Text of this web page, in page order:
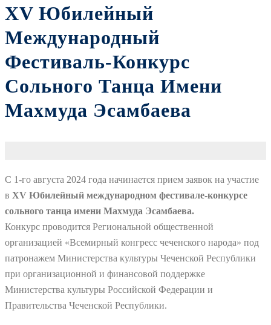
XV Юбилейный
Международный
Фестиваль-Конкурс
Сольного Танца Имени
Махмуда Эсамбаева
С 1-го августа 2024 года начинается прием заявок на участие
в XV Юбилейный международном фестивале-конкурсе
сольного танца имени Махмуда Эсамбаева.
Конкурс проводится Региональной общественной
организацией «Всемирный конгресс чеченского народа» под
патронажем Министерства культуры Чеченской Республики
при организационной и финансовой поддержке
Министерства культуры Российской Федерации и
Правительства Чеченской Республики.